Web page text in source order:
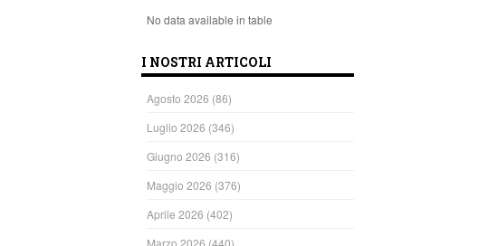
No data available in table
I NOSTRI ARTICOLI
Agosto 2026 (86)
Luglio 2026 (346)
Giugno 2026 (316)
Maggio 2026 (376)
Aprile 2026 (402)